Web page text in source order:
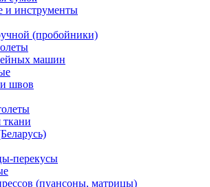
и инструменты
(пробойники)
машин
швов
перекусы
(пуансоны, матрицы)